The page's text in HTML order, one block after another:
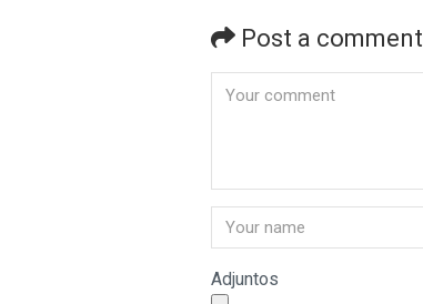
Post a comment
Adjuntos